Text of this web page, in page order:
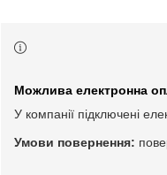
У компанії підключені